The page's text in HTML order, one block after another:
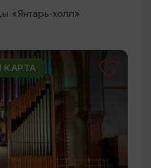
«Янтарь-холл»
КАРТА